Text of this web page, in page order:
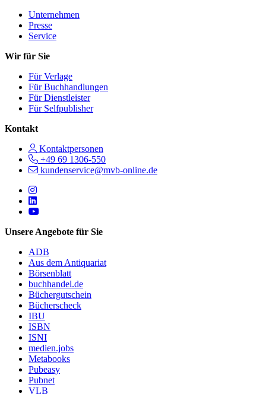
Unternehmen
Presse
Service
Wir für Sie
Für Verlage
Für Buchhandlungen
Für Dienstleister
Für Selfpublisher
Kontakt
Kontaktpersonen
+49 69 1306-550
kundenservice@mvb-online.de
Follow us on https://www.instagram.com/lifeatmvb/
Follow us on https://www.linkedin.com/company/mvbbooks
Follow us on https://www.youtube.com/@mvbbooks
Unsere Angebote für Sie
ADB
Aus dem Antiquariat
Börsenblatt
buchhandel.de
Büchergutschein
Bücherscheck
IBU
ISBN
ISNI
medien.jobs
Metabooks
Pubeasy
Pubnet
VLB